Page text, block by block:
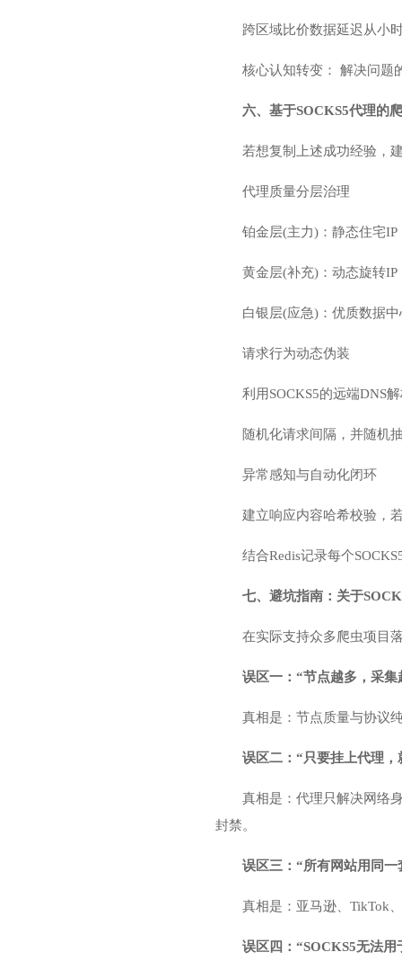
跨区域比价数据延迟从小
核心认知转变： 解决问题
六、基于SOCKS5代理的
若想复制上述成功经验，
代理质量分层治理
铂金层(主力)：静态住宅
黄金层(补充)：动态旋转
白银层(应急)：优质数据
请求行为动态伪装
利用SOCKS5的远端DNS
随机化请求间隔，并随机
异常感知与自动化闭环
建立响应内容哈希校验，
结合Redis记录每个
七、避坑指南：关于
在实际支持众多爬虫项目
误区一：“节点越多，采集
真相是：节点质量与协议
误区二：“只要挂上代理，
真相是：代理只解决网络
封禁。
误区三：“所有网站用同
真相是：亚马逊、TikTok
误区四：“SOCKS5无法